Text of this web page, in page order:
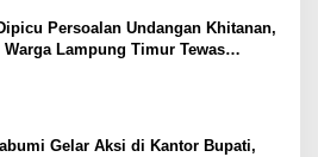
Persoalan Undangan Khitanan,
Warga Lampung Timur Tewas
Gelar Aksi di Kantor Bupati,